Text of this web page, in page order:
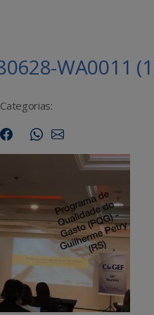
WA0011
Categorias: